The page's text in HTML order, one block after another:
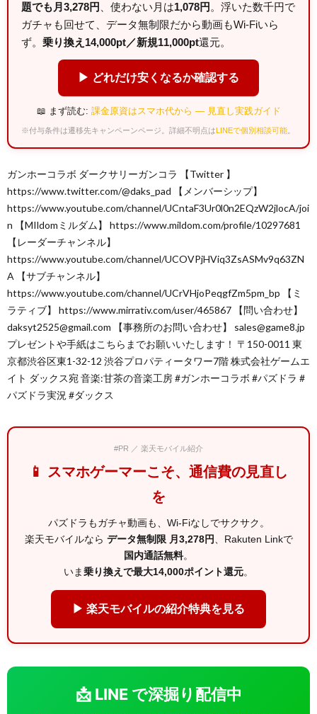
題でも月3,278円
、使わない月は1,078円 。浮いた数千円で
ガチャも回せて、データ無制限だから動画もWi-Fiいら
ず。 乗り換え14,000pt／新規11,000pt還元。
▶ どれだけ安くなるか確認する
📖 まず読む: 課金原資はスマホ代から — 見直し実践ガイド
※付与条件は遷移先キャンペーンページ。詳細不明点はLINEで個別相談可能
ガンホーコラボ ダークサリーガンコラ 【Twitter 】
https://www.twitter.com/@daks_pad 【メンバーシップ】
https://www.youtube.com/channel/UCntaF3Ur0l0n2EQzW2jlocA/joi
n 【MIldomミルダム】 https://www.mildom.com/profile/10297681
【レーダーチャンネル】
https://www.youtube.com/channel/UCOVPjHViq3ZsASMv9q63ZN
A 【サブチャンネル】
https://www.youtube.com/channel/UCrVHjoPeqgfZm5pm_bp 【ミ
ラティブ】 https://www.mirrativ.com/user/465867 【問い合わせ】
daksyt2525@gmail.com 【事務所のお問い合わせ】 sales@game8.jp
プレゼントや手紙はこちらまでお願いいたします！ 〒150-0011 東
京都渋谷区東1-32-12 渋谷プロパティータワー7階 株式会社ゲームエ
イト ダックス宛 音楽:甘茶の音楽工房 #ガンホーコラボ #パズドラ #
パズドラ実況 #ダックス
#PR ／ 楽天モバイル紹介
📱 スマホゲーマーこそ、通信費の見直し
を
パズドラもガチャ動画も、Wi-Fiなしでサクサク。
楽天モバイルなら データ無制限 月3,278円 、Rakuten Linkで
国内通話無料。
いま乗り換えで最大14,000ポイント還元。
▶ 楽天モバイルの紹介特典を見る
📩 LINE で深掘り配信中